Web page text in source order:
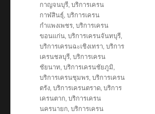
กาญจนบุรี,บริการเครน
กาฬสินธุ์,บริการเครน
กำแพงเพชร,บริการเครน
ขอนแก่น,บริการเครนจันทบุรี,
บริการเครนฉะเชิงเทรา,บริการ
เครนชลบุรี,บริการเครน
ชัยนาท,บริการเครนชัยภูมิ,
บริการเครนชุมพร,บริการเครน
ตรัง,บริการเครนตราด,บริการ
เครนตาก,บริการเครน
นครนายก,บริการเครน